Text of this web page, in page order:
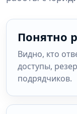
Понятно
Видно, кто
доступы,
подрядчиков.